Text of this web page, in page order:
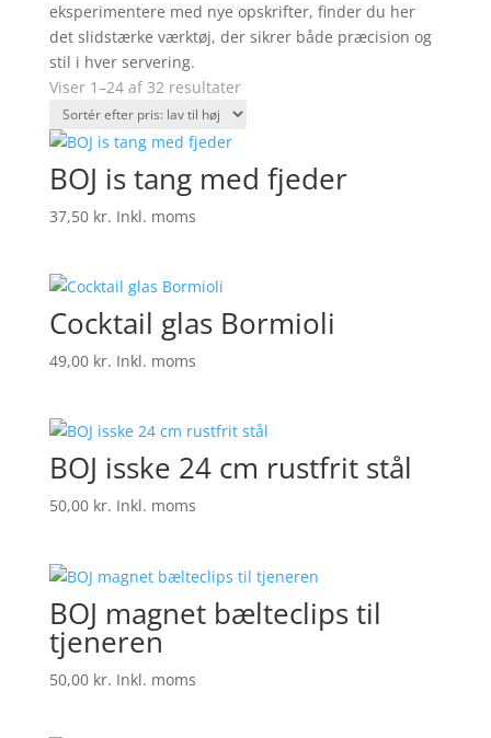
eksperimentere med nye opskrifter, finder du her
det slidstærke værktøj, der sikrer både præcision og
stil i hver servering.
Viser 1–24 af 32 resultaterSorteret
efter
til
BOJ is tang med fjeder
37,50 kr. Inkl. moms
Cocktail glas Bormioli
49,00 kr. Inkl. moms
BOJ isske 24 cm rustfrit stål
50,00 kr. Inkl. moms
BOJ magnet bælteclips til
tjeneren
50,00 kr. Inkl. moms